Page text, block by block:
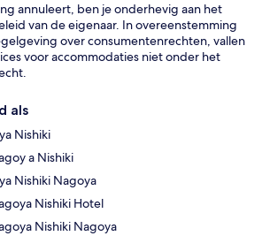
annuleert, ben je onderhevig aan het
van de eigenaar. In overeenstemming
over consumentenrechten, vallen
voor accommodaties niet onder het
als
Nishiki
a Nishiki
Nishiki Nagoya
Nishiki Hotel
Nishiki Nagoya